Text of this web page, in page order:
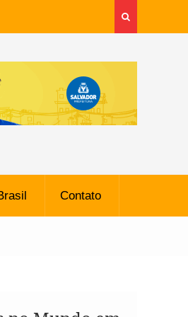
Contato